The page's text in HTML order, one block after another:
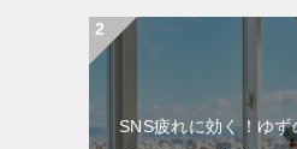
SNS疲れに効く！ゆ